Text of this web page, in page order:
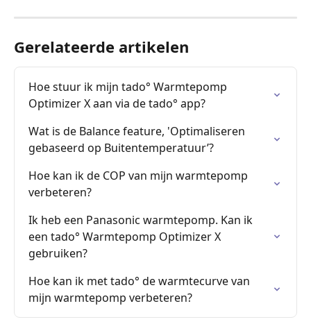
Gerelateerde artikelen
Hoe stuur ik mijn tado° Warmtepomp
Optimizer X aan via de tado° app?
Wat is de Balance feature, 'Optimaliseren
gebaseerd op Buitentemperatuur’?
Hoe kan ik de COP van mijn warmtepomp
verbeteren?
Ik heb een Panasonic warmtepomp. Kan ik
een tado° Warmtepomp Optimizer X
gebruiken?
Hoe kan ik met tado° de warmtecurve van
mijn warmtepomp verbeteren?